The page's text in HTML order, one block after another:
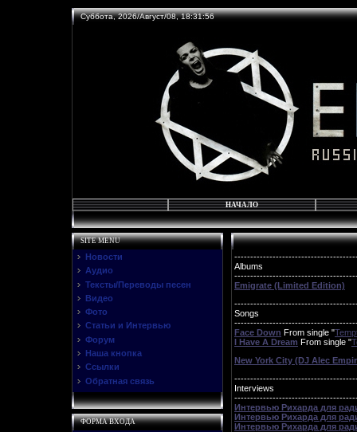
Суббота, 2026/Август/08, 18:31:56
НАЧАЛО
SITE MENU
Новости
Аудио
Тексты/Переводы песен
Видео
Фото
Статьи и Интервью
Форум
Наша кнопка
Ссылки
Обратная связь
ФОРМА ВХОДА
Albums
Emigrate (Limited Edition)
Songs
Face Down From single "
I Have A Dream From single "
New York City (DJ Alec
Interviews
Интервью Рихарда для
Интервью Рихарда для
Интервью Рихарда для